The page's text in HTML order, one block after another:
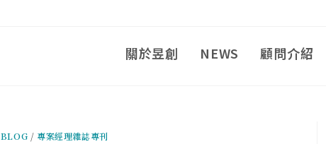
關於昱創 NEWS 顧問介紹
BLOG / 專案經理雜誌專刊